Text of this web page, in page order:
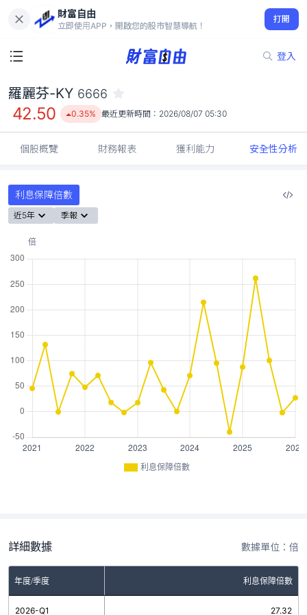
財富自由
立即使用APP，開啟您的股市智慧導航！
打開
登入
42.50
0.35%
羅麗芬-KY 6666
42.50 0.35% 最近更新時間： 2026/08/07 05:30
個股概覽 財務報表 獲利能力 安全性分析
利息保障倍數
近5年 季報
利息保障倍數
詳細數據 數據單位：倍
年度/季度 利息保障倍數
2026-Q1 27.32